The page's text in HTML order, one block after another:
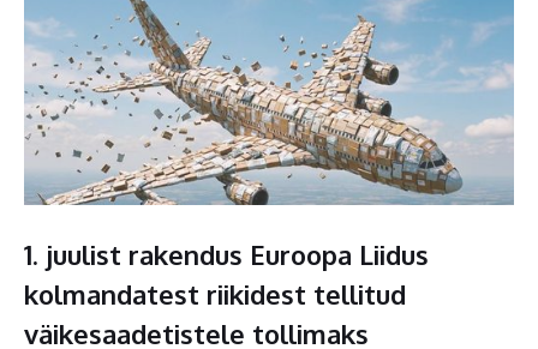
1. juulist rakendus Euroopa Liidus
kolmandatest riikidest tellitud
väikesaadetistele tollimaks